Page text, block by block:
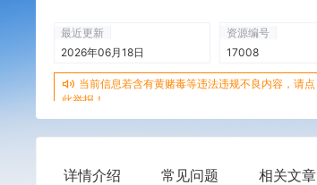
最近更新
2026年06月18日
资源编号
17008
当前信息若含有黄赌毒等违法违规不良内容，请点
此举报！
详情介绍 常见问题 相关文章